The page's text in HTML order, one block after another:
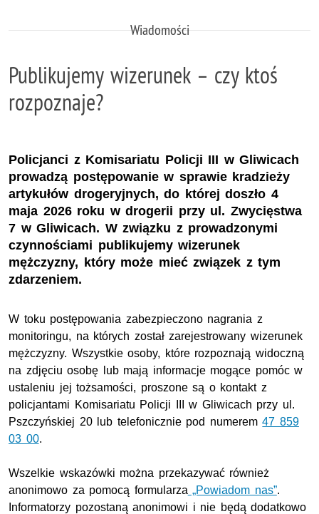
Wiadomości
Publikujemy wizerunek – czy ktoś
rozpoznaje?
Policjanci z Komisariatu Policji III w Gliwicach
prowadzą postępowanie w sprawie kradzieży
artykułów drogeryjnych, do której doszło 4
maja 2026 roku w drogerii przy ul. Zwycięstwa
7 w Gliwicach. W związku z prowadzonymi
czynnościami publikujemy wizerunek
mężczyzny, który może mieć związek z tym
zdarzeniem.
W toku postępowania zabezpieczono nagrania z
monitoringu, na których został zarejestrowany wizerunek
mężczyzny. Wszystkie osoby, które rozpoznają widoczną
na zdjęciu osobę lub mają informacje mogące pomóc w
ustaleniu jej tożsamości, proszone są o kontakt z
policjantami Komisariatu Policji III w Gliwicach przy ul .
Pszczyńskiej 20 lub telefonicznie pod numerem47 859
03 00.
Wszelkie wskazówki można przekazywać również
anonimowo za pomocą formularza „Powiadom nas”.
Informatorzy pozostaną anonimowi i nie będą dodatkowo